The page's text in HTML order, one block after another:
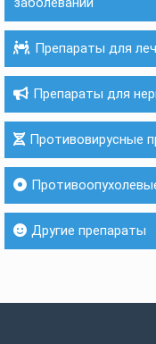
Препараты для
Препараты для
Противовирусные
Другие препараты